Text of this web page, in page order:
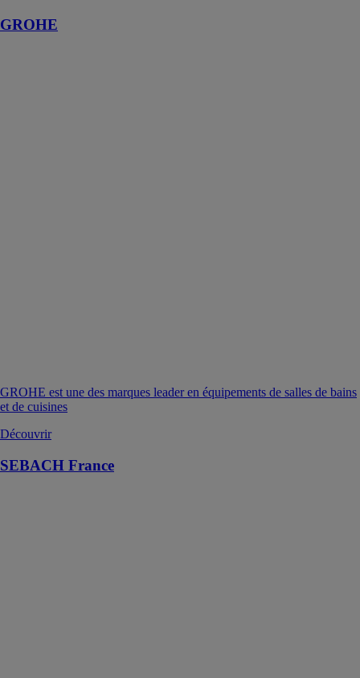
GROHE
GROHE est une des marques leader en équipements de salles de bains
et de cuisines
Découvrir
SEBACH France